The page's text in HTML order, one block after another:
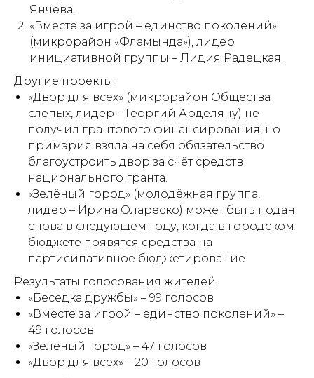
Янчева.
«Вместе за игрой – единство поколений»
(микрорайон «Фламында»), лидер
инициативной группы – Лидия Радецкая.
Другие проекты:
«Двор для всех» (микрорайон Общества
слепых, лидер – Георгий Арделяну) не
получил грантового финансирования, но
примэрия взяла на себя обязательство
благоустроить двор за счёт средств
национального гранта.
«Зелёный город» (молодёжная группа,
лидер – Ирина Олареско) может быть подан
снова в следующем году, когда в городском
бюджете появятся средства на
партисипативное бюджетирование.
Результаты голосования жителей:
«Беседка дружбы» – 99 голосов
«Вместе за игрой – единство поколений» –
49 голосов
«Зелёный город» – 47 голосов
«Двор для всех» – 20 голосов